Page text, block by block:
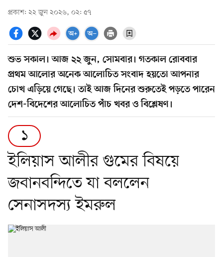
প্রকাশ: ২২ জুন ২০২৬, ০২: ৫৭
শুভ সকাল। আজ ২২ জুন, সোমবার। গতকাল রোববার
প্রথম আলোর অনেক আলোচিত সংবাদ হয়তো আপনার
চোখ এড়িয়ে গেছে। তাই আজ দিনের শুরুতেই পড়তে পারেন
দেশ-বিদেশের আলোচিত পাঁচ খবর ও বিশ্লেষণ।
১
ইলিয়াস আলীর গুমের বিষয়ে
জবানবন্দিতে যা বললেন
সেনাসদস্য ইমরুল